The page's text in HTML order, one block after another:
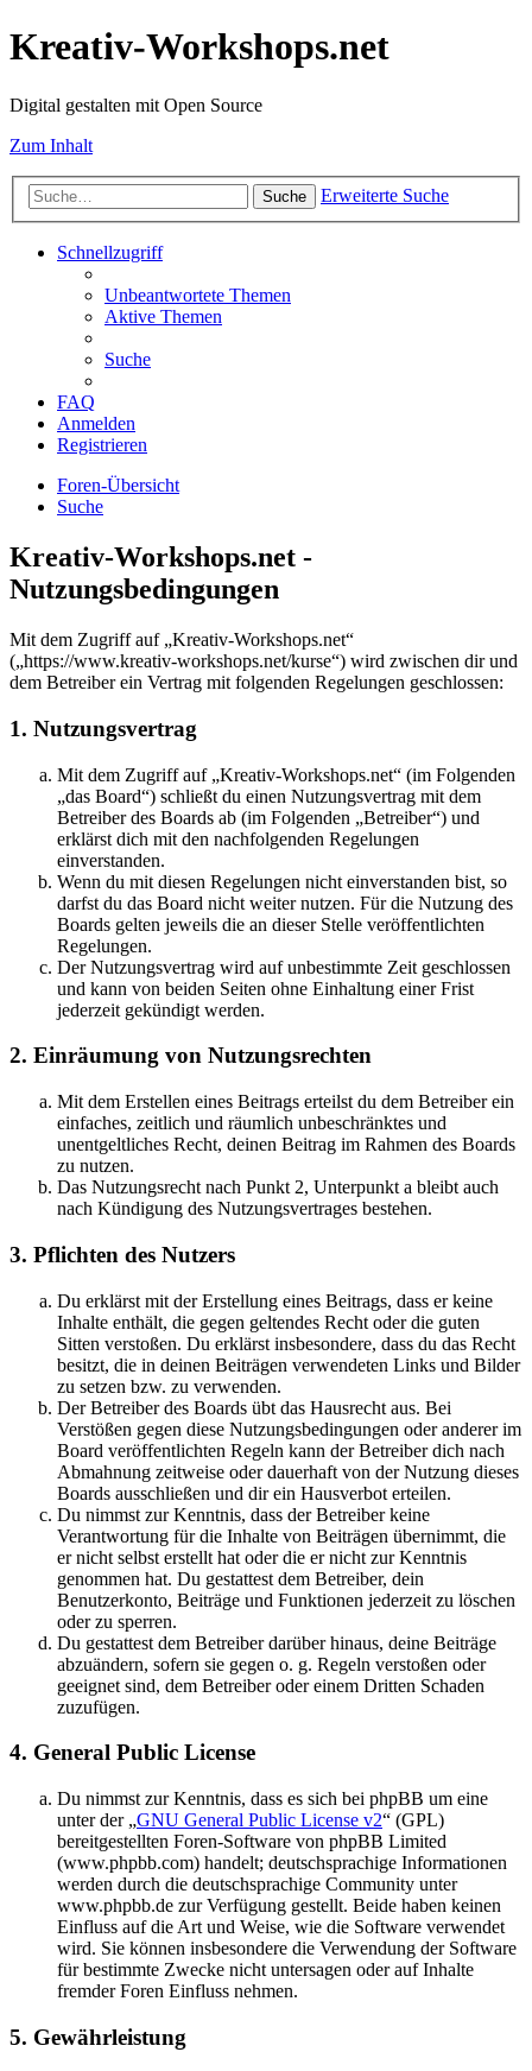
Kreativ-Workshops.net
Digital gestalten mit Open Source
Zum Inhalt
Suche Erweiterte Suche
Schnellzugriff
Unbeantwortete Themen
Aktive Themen
Suche
FAQ
Anmelden
Registrieren
Foren-Übersicht
Suche
Kreativ-Workshops.net -
Nutzungsbedingungen
Mit dem Zugriff auf „Kreativ-Workshops.net“
(„https://www.kreativ-workshops.net/kurse“) wird zwischen dir und
dem Betreiber ein Vertrag mit folgenden Regelungen geschlossen:
1. Nutzungsvertrag
Mit dem Zugriff auf „Kreativ-Workshops.net“ (im Folgenden
„das Board“) schließt du einen Nutzungsvertrag mit dem
Betreiber des Boards ab (im Folgenden „Betreiber“) und
erklärst dich mit den nachfolgenden Regelungen
einverstanden.
Wenn du mit diesen Regelungen nicht einverstanden bist, so
darfst du das Board nicht weiter nutzen. Für die Nutzung des
Boards gelten jeweils die an dieser Stelle veröffentlichten
Regelungen.
Der Nutzungsvertrag wird auf unbestimmte Zeit geschlossen
und kann von beiden Seiten ohne Einhaltung einer Frist
jederzeit gekündigt werden.
2. Einräumung von Nutzungsrechten
Mit dem Erstellen eines Beitrags erteilst du dem Betreiber ein
einfaches, zeitlich und räumlich unbeschränktes und
unentgeltliches Recht, deinen Beitrag im Rahmen des Boards
zu nutzen.
Das Nutzungsrecht nach Punkt 2, Unterpunkt a bleibt auch
nach Kündigung des Nutzungsvertrages bestehen.
3. Pflichten des Nutzers
Du erklärst mit der Erstellung eines Beitrags, dass er keine
Inhalte enthält, die gegen geltendes Recht oder die guten
Sitten verstoßen. Du erklärst insbesondere, dass du das Recht
besitzt, die in deinen Beiträgen verwendeten Links und Bilder
zu setzen bzw. zu verwenden.
Der Betreiber des Boards übt das Hausrecht aus. Bei
Verstößen gegen diese Nutzungsbedingungen oder anderer im
Board veröffentlichten Regeln kann der Betreiber dich nach
Abmahnung zeitweise oder dauerhaft von der Nutzung dieses
Boards ausschließen und dir ein Hausverbot erteilen.
Du nimmst zur Kenntnis, dass der Betreiber keine
Verantwortung für die Inhalte von Beiträgen übernimmt, die
er nicht selbst erstellt hat oder die er nicht zur Kenntnis
genommen hat. Du gestattest dem Betreiber, dein
Benutzerkonto, Beiträge und Funktionen jederzeit zu löschen
oder zu sperren.
Du gestattest dem Betreiber darüber hinaus, deine Beiträge
abzuändern, sofern sie gegen o. g. Regeln verstoßen oder
geeignet sind, dem Betreiber oder einem Dritten Schaden
zuzufügen.
4. General Public License
Du nimmst zur Kenntnis, dass es sich bei phpBB um eine
unter der „GNU General Public License v2“ (GPL)
bereitgestellten Foren-Software von phpBB Limited
(www.phpbb.com) handelt; deutschsprachige Informationen
werden durch die deutschsprachige Community unter
www.phpbb.de zur Verfügung gestellt. Beide haben keinen
Einfluss auf die Art und Weise, wie die Software verwendet
wird. Sie können insbesondere die Verwendung der Software
für bestimmte Zwecke nicht untersagen oder auf Inhalte
fremder Foren Einfluss nehmen.
5. Gewährleistung